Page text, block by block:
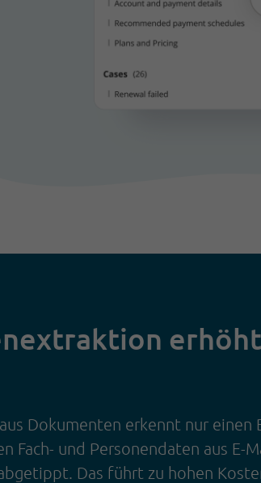
Dokumenten erkennt nur einen
Fach- und Personendaten aus E-
Das führt zu hohen